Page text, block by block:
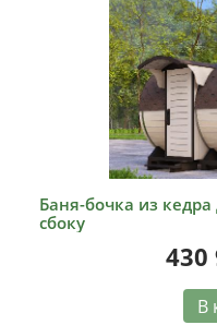
Баня-бочка из
сбоку
430
В